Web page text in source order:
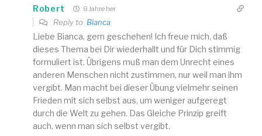
Robert 8 Jahre her
Reply to Bianca
Liebe Bianca, gern geschehen! Ich freue mich, daß
dieses Thema bei Dir wiederhallt und für Dich stimmig
formuliert ist. Übrigens muß man dem Unrecht eines
anderen Menschen nicht zustimmen, nur weil man ihm
vergibt. Man macht bei dieser Übung vielmehr seinen
Frieden mit sich selbst aus, um weniger aufgeregt
durch die Welt zu gehen. Das Gleiche Prinzip greift
auch, wenn man sich selbst vergibt.